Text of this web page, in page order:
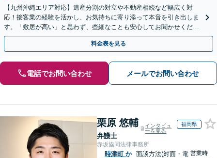
【九州沖縄エリア対応】遺産分割の対立や不動産相続など幅広く対
応！接客業の経験を活かし、お気持ちに寄り添って本音を引き出しま
す。「敷居が高い」と思わず、些細なことも安心してお聞かせくださ
い【初回相談無料】【夜間・休日相談可】
料金表を見る
電話でお問い合わせ メールでお問い合わせ
栗原 悠輔
弁護士
インタビュ
ーを見る
福岡県
赤坂協同法律事務所
時津町 か 面談方法(対面・電 営業時